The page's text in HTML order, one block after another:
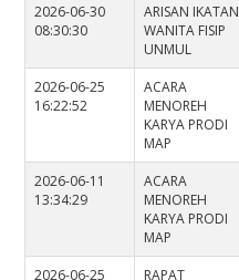
2026-06-30
08:30:30
ARISAN IKATAN
WANITA FISIP
UNMUL
2026-06-25
16:22:52
ACARA
MENOREH
KARYA PRODI
MAP
2026-06-11
13:34:29
ACARA
MENOREH
KARYA PRODI
MAP
2026-06-25
RAPAT